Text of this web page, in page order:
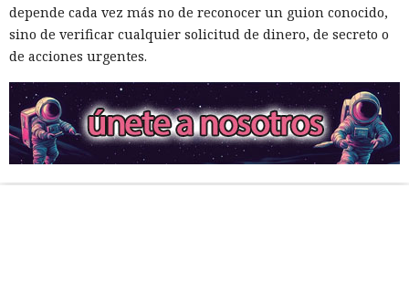
depende cada vez más no de reconocer un guion conocido,
sino de verificar cualquier solicitud de dinero, de secreto o
de acciones urgentes.